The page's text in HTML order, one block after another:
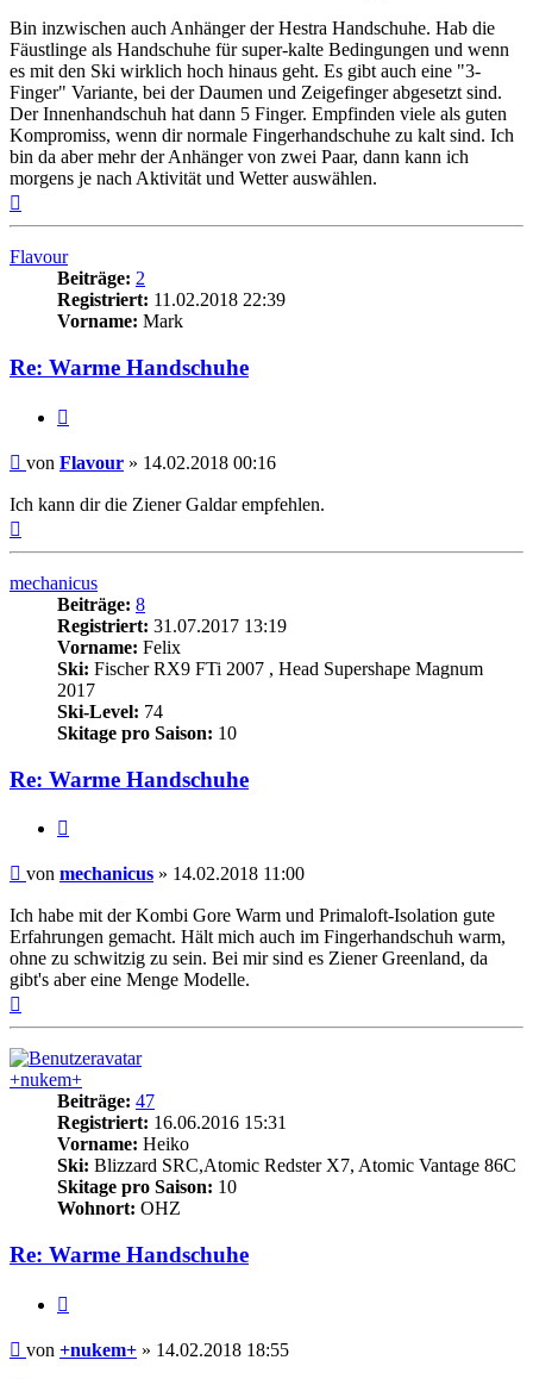
Bin inzwischen auch Anhänger der Hestra Handschuhe. Hab die
Fäustlinge als Handschuhe für super-kalte Bedingungen und wenn
es mit den Ski wirklich hoch hinaus geht. Es gibt auch eine "3-
Finger" Variante, bei der Daumen und Zeigefinger abgesetzt sind.
Der Innenhandschuh hat dann 5 Finger. Empfinden viele als guten
Kompromiss, wenn dir normale Fingerhandschuhe zu kalt sind. Ich
bin da aber mehr der Anhänger von zwei Paar, dann kann ich
morgens je nach Aktivität und Wetter auswählen.
Flavour
Beiträge: 2
Registriert: 11.02.2018 22:39
Vorname: Mark
Re: Warme Handschuhe
Beitrag
von Flavour » 14.02.2018 00:16
Ich kann dir die Ziener Galdar empfehlen.
mechanicus
Beiträge: 8
Registriert: 31.07.2017 13:19
Vorname: Felix
Ski: Fischer RX9 FTi 2007 , Head Supershape Magnum
2017
Ski-Level: 74
Skitage pro Saison: 10
Re: Warme Handschuhe
Beitrag
von mechanicus » 14.02.2018 11:00
Ich habe mit der Kombi Gore Warm und Primaloft-Isolation gute
Erfahrungen gemacht. Hält mich auch im Fingerhandschuh warm,
ohne zu schwitzig zu sein. Bei mir sind es Ziener Greenland, da
gibt's aber eine Menge Modelle.
+nukem+
Beiträge: 47
Registriert: 16.06.2016 15:31
Vorname: Heiko
Ski: Blizzard SRC,Atomic Redster X7, Atomic Vantage 86C
Skitage pro Saison: 10
Wohnort: OHZ
Re: Warme Handschuhe
Beitrag
von +nukem+ » 14.02.2018 18:55